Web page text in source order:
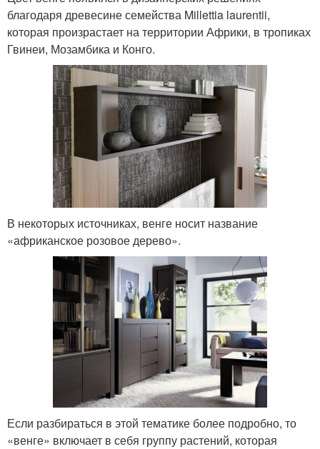
благодаря древесине семейства Millettia laurentii,
которая произрастает на территории Африки, в тропиках
Гвинеи, Мозамбика и Конго.
В некоторых источниках, венге носит название
«африканское розовое дерево».
Если разбираться в этой тематике более подробно, то
«венге» включает в себя группу растений, которая